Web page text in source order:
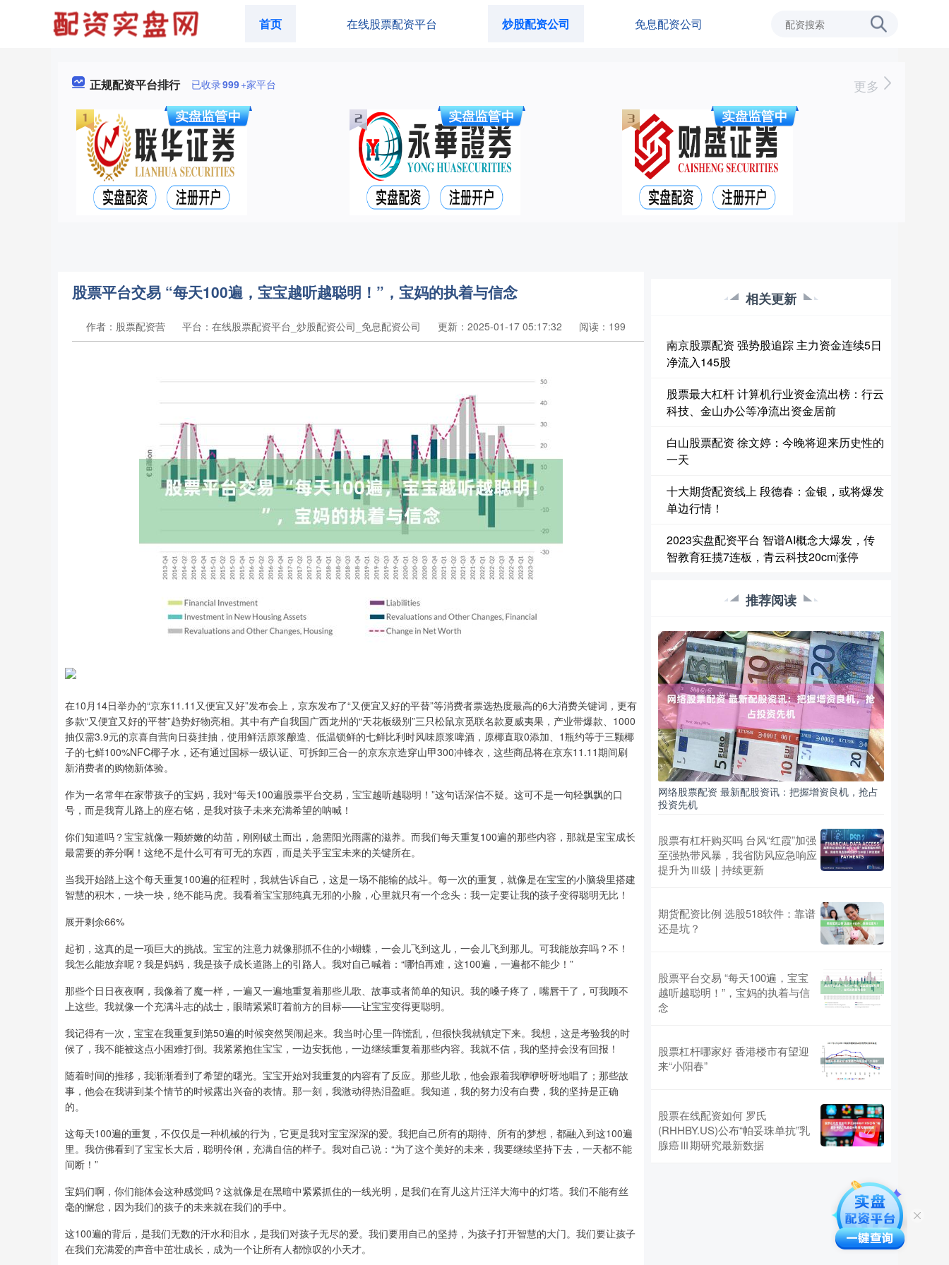
首页 在线股票配资平台 炒股配资公司 免息配资公司
正规配资平台排行 已收录999+家平台 更多
股票平台交易 “每天100遍，宝宝越听越聪明！”，宝妈的执着与信念
作者：股票配资营 平台：在线股票配资平台_炒股配资公司_免息配资公司 更新：2025-01-17 05:17:32 阅读：199
在10月14日举办的“京东11.11又便宜又好”发布会上，京东发布了“又便宜又好的平替”等消费者票选热度最高的6大消费关键词，更有
多款“又便宜又好的平替”趋势好物亮相。其中有产自我国广西龙州的“天花板级别”三只松鼠京觅联名款夏威夷果，产业带爆款、1000
抽仅需3.9元的京喜自营向日葵挂抽，使用鲜活原浆酿造、低温锁鲜的七鲜比利时风味原浆啤酒，原椰直取0添加、1瓶约等于三颗椰
子的七鲜100%NFC椰子水，还有通过国标一级认证、可拆卸三合一的京东京造穿山甲300冲锋衣，这些商品将在京东11.11期间刷
新消费者的购物新体验。
作为一名常年在家带孩子的宝妈，我对“每天100遍股票平台交易，宝宝越听越聪明！”这句话深信不疑。这可不是一句轻飘飘的口
号，而是我育儿路上的座右铭，是我对孩子未来充满希望的呐喊！
你们知道吗？宝宝就像一颗娇嫩的幼苗，刚刚破土而出，急需阳光雨露的滋养。而我们每天重复100遍的那些内容，那就是宝宝成长
最需要的养分啊！这绝不是什么可有可无的东西，而是关乎宝宝未来的关键所在。
当我开始踏上这个每天重复100遍的征程时，我就告诉自己，这是一场不能输的战斗。每一次的重复，就像是在宝宝的小脑袋里搭建
智慧的积木，一块一块，绝不能马虎。我看着宝宝那纯真无邪的小脸，心里就只有一个念头：我一定要让我的孩子变得聪明无比！
展开剩余66%
起初，这真的是一项巨大的挑战。宝宝的注意力就像那抓不住的小蝴蝶，一会儿飞到这儿，一会儿飞到那儿。可我能放弃吗？不！
我怎么能放弃呢？我是妈妈，我是孩子成长道路上的引路人。我对自己喊着：“哪怕再难，这100遍，一遍都不能少！”
那些个日日夜夜啊，我像着了魔一样，一遍又一遍地重复着那些儿歌、故事或者简单的知识。我的嗓子疼了，嘴唇干了，可我顾不
上这些。我就像一个充满斗志的战士，眼睛紧紧盯着前方的目标——让宝宝变得更聪明。
我记得有一次，宝宝在我重复到第50遍的时候突然哭闹起来。我当时心里一阵慌乱，但很快我就镇定下来。我想，这是考验我的时
候了，我不能被这点小困难打倒。我紧紧抱住宝宝，一边安抚他，一边继续重复着那些内容。我就不信，我的坚持会没有回报！
随着时间的推移，我渐渐看到了希望的曙光。宝宝开始对我重复的内容有了反应。那些儿歌，他会跟着我咿咿呀呀地唱了；那些故
事，他会在我讲到某个情节的时候露出兴奋的表情。那一刻，我激动得热泪盈眶。我知道，我的努力没有白费，我的坚持是正确
的。
这每天100遍的重复，不仅仅是一种机械的行为，它更是我对宝宝深深的爱。我把自己所有的期待、所有的梦想，都融入到这100遍
里。我仿佛看到了宝宝长大后，聪明伶俐，充满自信的样子。我对自己说：“为了这个美好的未来，我要继续坚持下去，一天都不能
间断！”
宝妈们啊，你们能体会这种感觉吗？这就像是在黑暗中紧紧抓住的一线光明，是我们在育儿这片汪洋大海中的灯塔。我们不能有丝
毫的懈怠，因为我们的孩子的未来就在我们的手中。
这100遍的背后，是我们无数的汗水和泪水，是我们对孩子无尽的爱。我们要用自己的坚持，为孩子打开智慧的大门。我们要让孩子
在我们充满爱的声音中茁壮成长，成为一个让所有人都惊叹的小天才。
相关更新
南京股票配资 强势股追踪 主力资金连续5日
净流入145股
股票最大杠杆 计算机行业资金流出榜：行云
科技、金山办公等净流出资金居前
白山股票配资 徐文婷：今晚将迎来历史性的
一天
十大期货配资线上 段德春：金银，或将爆发
单边行情！
2023实盘配资平台 智谱AI概念大爆发，传
智教育狂揽7连板，青云科技20cm涨停
推荐阅读
网络股票配资 最新配股资讯：把握增资良机，抢占
投资先机
股票有杠杆购买吗 台风“红霞”加强
至强热带风暴，我省防风应急响应
提升为Ⅲ级｜持续更新
期货配资比例 选股518软件：靠谱
还是坑？
股票平台交易 “每天100遍，宝宝
越听越聪明！”，宝妈的执着与信
念
股票杠杆哪家好 香港楼市有望迎
来“小阳春”
股票在线配资如何 罗氏
(RHHBY.US)公布“帕妥珠单抗”乳
腺癌Ⅲ期研究最新数据